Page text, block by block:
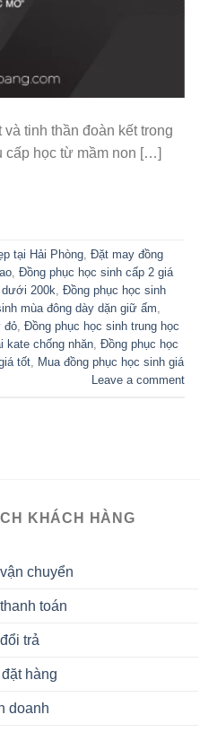
tinh thần đoàn kết trong
cấp học từ mầm non […]
tại Hải Phòng, Đặt may đồng
, Đồng phục học sinh cấp 2 giá
dưới 200k, Đồng phục học sinh
mùa đông dày dặn giữ ấm,
đỏ, Đồng phục học sinh trung học
kate chống nhăn, Đồng phục học
tốt, Mua đồng phục học sinh giá
Leave a comment
KHÁCH HÀNG
chuyển
toán
trả
hàng
doanh